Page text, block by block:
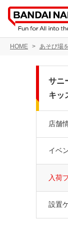
HOME あそび場
サニ
キッ
店舗
イベ
入荷
設置